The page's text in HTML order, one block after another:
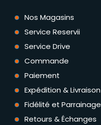
Nos Magasins
Service Reservii
Service Drive
Commande
Paiement
Expédition & Livraison
Fidélité et Parrainage
Retours & Échanges